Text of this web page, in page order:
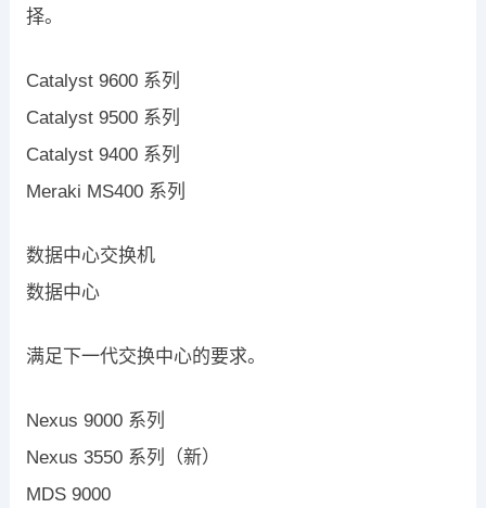
择。
Catalyst 9600 系列
Catalyst 9500 系列
Catalyst 9400 系列
Meraki MS400 系列
数据中心交换机
数据中心
满足下一代交换中心的要求。
Nexus ​9000 系列
Nexus 3550 系列（新）
MDS 9000​​